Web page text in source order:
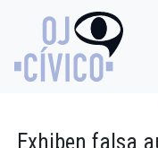
Exhiben falsa